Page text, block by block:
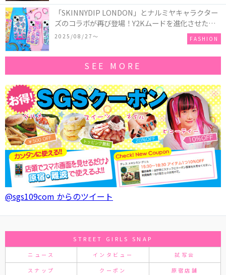
「SKINNYDIP LONDON」とナルミヤキャラクター
ズのコラボが再び登場！Y2Kムードを進化させた新
作コレクションを発売♪
2025/08/27〜 FASHION
SEE MORE
@sgs109com からのツイート
STREET GIRLS SNAP
ニュース インタビュー 試写会
スナップ クーポン 原宿店舗